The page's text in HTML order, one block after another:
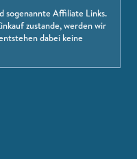
sogenannte Affiliate Links.
zustande, werden wir
dabei keine